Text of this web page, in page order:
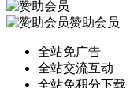
赞助会员
全站免广告
全站交流互动
全站免积分下载